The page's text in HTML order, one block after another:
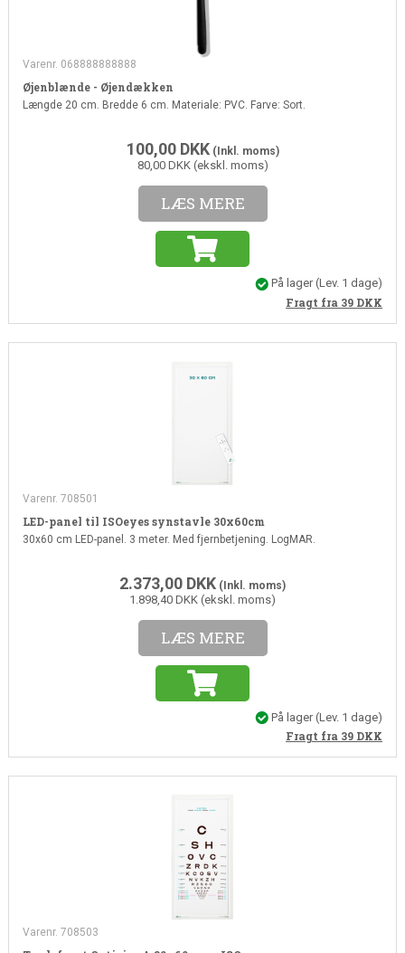
Varenr. 068888888888
Øjenblænde - Øjendækken
Længde 20 cm. Bredde 6 cm. Materiale: PVC. Farve: Sort.
100,00 DKK(Inkl. moms)
80,00 DKK (ekskl. moms)
LÆS MERE
På lager(Lev. 1 dage)
Fragt fra 39 DKK
Varenr. 708501
LED-panel til ISOeyes synstavle 30x60cm
30x60 cm LED-panel. 3 meter. Med fjernbetjening. LogMAR.
2.373,00 DKK (Inkl. moms)
1.898,40 DKK (ekskl. moms)
LÆS MERE
På lager(Lev. 1 dage)
Fragt fra 39 DKK
Varenr. 708503